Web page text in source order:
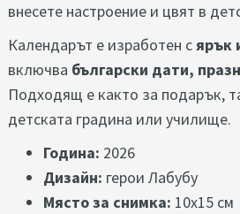
внесете настроение и цвят в
Календарът е изработен сярък
включва български дати,
Подходящ е както за подарък,
детската градина или училище.
Година: 2026
Дизайн: герои Лабубу
Място за снимка: 10x15 см